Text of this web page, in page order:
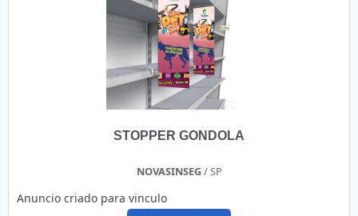
STOPPER GONDOLA
NOVASINSEG/ SP
Anuncio criado para vinculo